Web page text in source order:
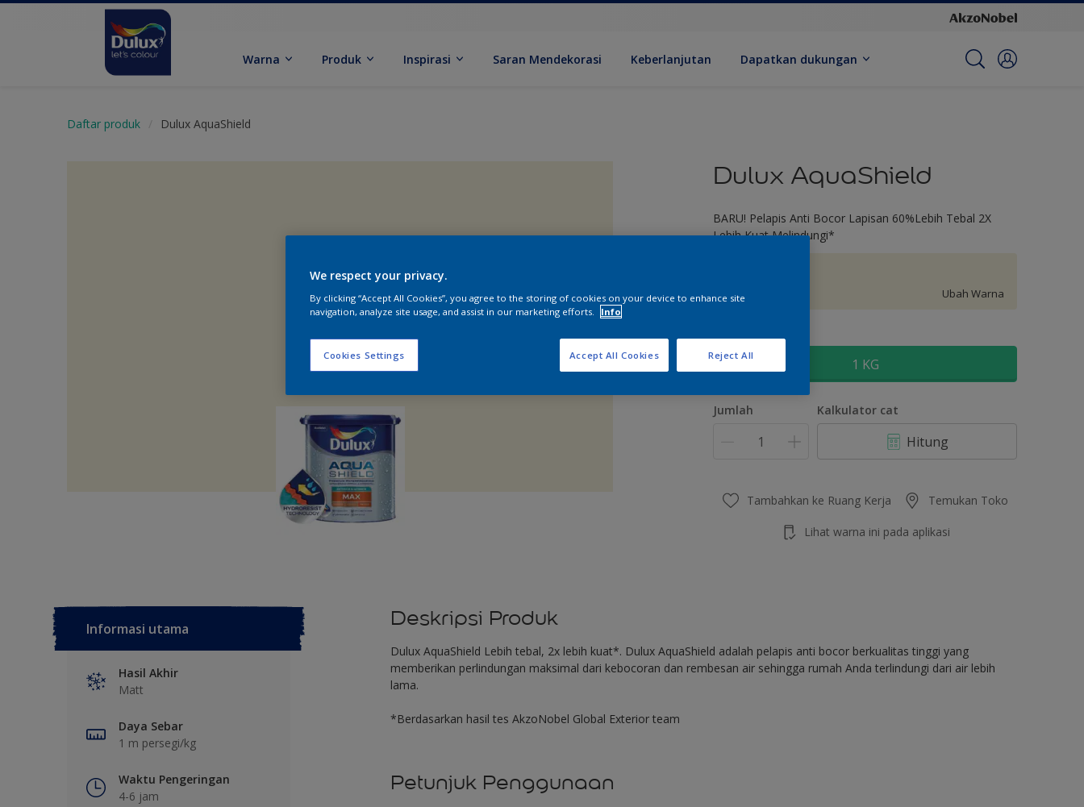
Warna Produk Inspirasi Saran Mendekorasi Keberlanjutan Dapatkan dukungan
Daftar produk Dulux AquaShield
Dulux AquaShield
BARU! Pelapis Anti Bocor Lapisan 60%Lebih Tebal 2X
Lebih Kuat Melindungi*
Ubah Warna
Ukuran
1 KG
Jumlah Kalkulator cat
Hitung
Tambahkan ke Ruang Kerja Temukan Toko
Lihat warna ini pada aplikasi
Informasi utama
Hasil Akhir
Matt
Daya Sebar
1 m persegi/kg
Waktu Pengeringan
4-6 jam
Deskripsi Produk
Dulux AquaShield Lebih tebal, 2x lebih kuat*. Dulux AquaShield adalah pelapis anti bocor berkualitas tinggi yang
memberikan perlindungan maksimal dari kebocoran dan rembesan air sehingga rumah Anda terlindungi dari air lebih
lama.
*Berdasarkan hasil tes AkzoNobel Global Exterior team
Petunjuk Penggunaan
We respect your privacy.
By clicking “Accept All Cookies”, you agree to the storing of cookies on your device to enhance site
navigation, analyze site usage, and assist in our marketing efforts.
Info
Cookies Settings Reject All
Accept All Cookies